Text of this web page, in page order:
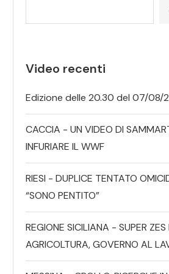
Video recenti
Edizione delle 20.30 del 07/08/
CACCIA - UN VIDEO DI
INFURIARE IL WWF
RIESI - DUPLICE TENTATO
“SONO PENTITO”
REGIONE SICILIANA - SUPER ZES
AGRICOLTURA, GOVERNO AL